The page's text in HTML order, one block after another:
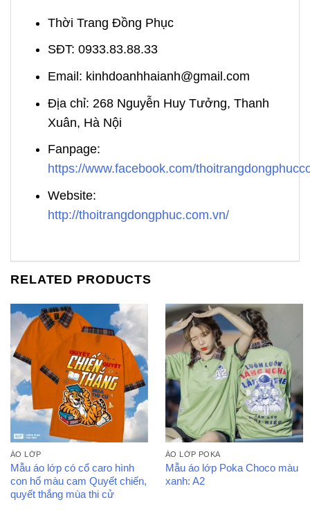
Thời Trang Đồng Phục
SĐT: 0933.83.88.33
Email: kinhdoanhhaianh@gmail.com
Địa chỉ: 268 Nguyễn Huy Tưởng, Thanh
Xuân, Hà Nội
Fanpage:
https://www.facebook.com/
Website:
http://thoitrangdongphuc.com.vn/
RELATED PRODUCTS
ÁO LỚP
Mẫu áo lớp có cổ caro hình
con hổ màu cam Quyết chiến,
quyết thắng mùa thi cử
ÁO LỚP POKA
Mẫu áo lớp Poka Choco màu
xanh: A2